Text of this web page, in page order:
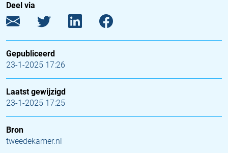
Deel via
Gepubliceerd
23-1-2025 17:26
Laatst gewijzigd
23-1-2025 17:25
Bron
tweedekamer.nl